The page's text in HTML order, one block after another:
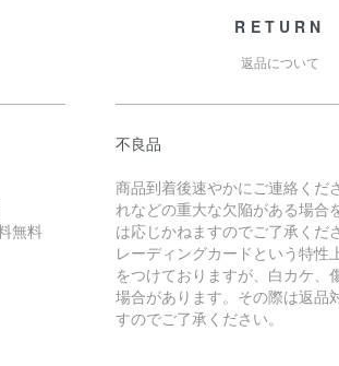
無料
RETURN
返品について
不良品
商品到着後速やかにご連絡くだ
れなどの重大な欠陥がある場合
は応じかねますのでご了承くだ
レーディングカードという特性
をつけておりますが、白カケ、
場合があります。その際は返品
すのでご了承ください。